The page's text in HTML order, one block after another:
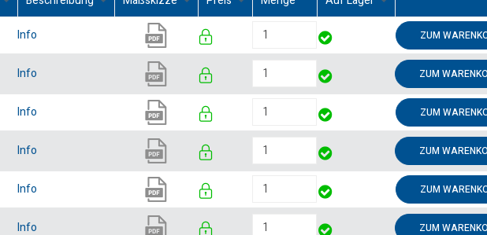
Info ZUM
Info ZUM
Info ZUM
Info ZUM
Info ZUM
Info ZUM